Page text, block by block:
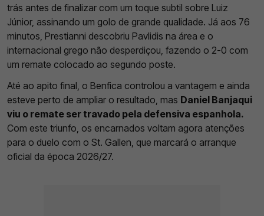
trás antes de finalizar com um toque subtil sobre Luiz
Júnior, assinando um golo de grande qualidade. Já aos 76
minutos, Prestianni descobriu Pavlidis na área e o
internacional grego não desperdiçou, fazendo o 2-0 com
um remate colocado ao segundo poste.
Até ao apito final, o Benfica controlou a vantagem e ainda
esteve perto de ampliar o resultado, mas Daniel Banjaqui
viu o remate ser travado pela defensiva espanhola.
Com este triunfo, os encarnados voltam agora atenções
para o duelo com o St. Gallen, que marcará o arranque
oficial da época 2026/27.